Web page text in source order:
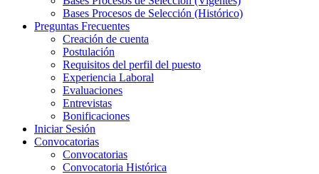
Bases Procesos de Selección (Histórico)
Preguntas Frecuentes
Creación de cuenta
Postulación
Requisitos del perfil del puesto
Experiencia Laboral
Evaluaciones
Entrevistas
Bonificaciones
Iniciar Sesión
Convocatorias
Convocatorias
Convocatoria Histórica